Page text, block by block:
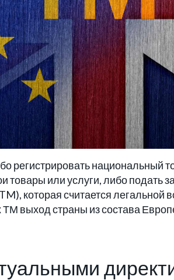
регистрировать национальный
товары или услуги, либо подать
которая считается легальной
ТМ выход страны из состава